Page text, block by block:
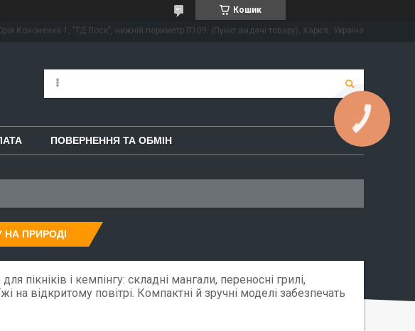
Кошик
Кононенка 1, "ТД Лоск", нижній периметр П109. (Пункт видачі товару), Харків, Україна
ПОВЕРНЕННЯ ТА ОБМІН
НА ПРИРОДІ
пікніків і кемпінгу: складні мангали, переносні грилі,
на відкритому повітрі. Компактні й зручні моделі забезпечать
КНОПКА
ЗВ'ЯЗКУ